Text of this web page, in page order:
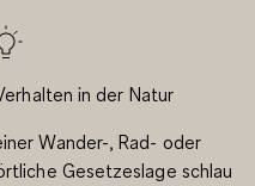
in der Na­tur
Wander-, Rad- oder
Gesetzeslage schlau